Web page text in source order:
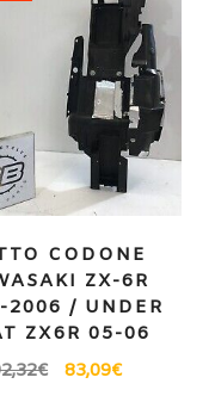
CODONE
ZX-6R
2006 / UNDER
ZX6R 05-06
€ 83,09€